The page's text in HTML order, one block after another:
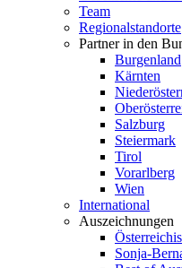
Team
Regionalstandorte
Partner in den
Burgenland
Kärnten
Salzburg
Steiermark
Tirol
Vorarlberg
Wien
International
Auszeichnungen
Sonja-